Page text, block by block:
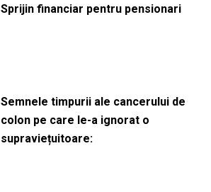
Sprijin financiar pentru pensionari
Semnele timpurii ale cancerului de
colon pe care le-a ignorat o
supraviețuitoare: